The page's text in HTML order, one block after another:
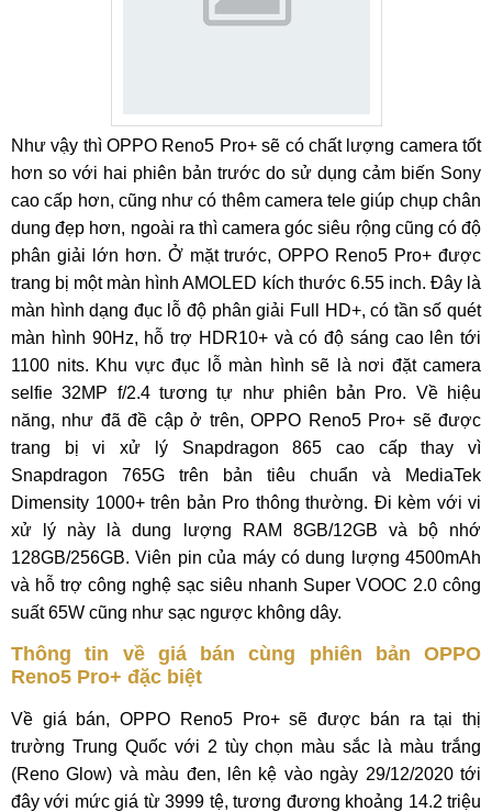
Như vậy thì OPPO Reno5 Pro+ sẽ có chất lượng camera tốt
hơn so với hai phiên bản trước do sử dụng cảm biến Sony
cao cấp hơn, cũng như có thêm camera tele giúp chụp chân
dung đẹp hơn, ngoài ra thì camera góc siêu rộng cũng có độ
phân giải lớn hơn. Ở mặt trước, OPPO Reno5 Pro+ được
trang bị một màn hình AMOLED kích thước 6.55 inch. Đây là
màn hình dạng đục lỗ độ phân giải Full HD+, có tần số quét
màn hình 90Hz, hỗ trợ HDR10+ và có độ sáng cao lên tới
1100 nits. Khu vực đục lỗ màn hình sẽ là nơi đặt camera
selfie 32MP f/2.4 tương tự như phiên bản Pro. Về hiệu
năng, như đã đề cập ở trên, OPPO Reno5 Pro+ sẽ được
trang bị vi xử lý Snapdragon 865 cao cấp thay vì
Snapdragon 765G trên bản tiêu chuẩn và MediaTek
Dimensity 1000+ trên bản Pro thông thường. Đi kèm với vi
xử lý này là dung lượng RAM 8GB/12GB và bộ nhớ
128GB/256GB. Viên pin của máy có dung lượng 4500mAh
và hỗ trợ công nghệ sạc siêu nhanh Super VOOC 2.0 công
suất 65W cũng như sạc ngược không dây.
Thông tin về giá bán cùng phiên bản OPPO
Reno5 Pro+ đặc biệt
Về giá bán, OPPO Reno5 Pro+ sẽ được bán ra tại thị
trường Trung Quốc với 2 tùy chọn màu sắc là màu trắng
(Reno Glow) và màu đen, lên kệ vào ngày 29/12/2020 tới
đây với mức giá từ 3999 tệ, tương đương khoảng 14.2 triệu